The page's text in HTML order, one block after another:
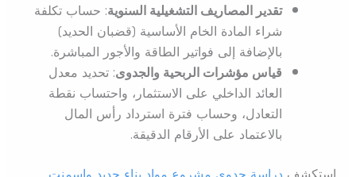
تقدير المصاريف التشغيلية السنوية: حساب تكلفة
شراء المادة الخام الأساسية (قضبان الحديد)
بالإضافة إلى فواتير الطاقة والأجور المباشرة.
قياس مؤشرات الربحية والجدوى: تحديد معدل
العائد الداخلي على الاستثمار، واحتساب نقطة
التعادل، وحساب فترة استرداد رأس المال
بالاعتماد على الأرقام الدقيقة.